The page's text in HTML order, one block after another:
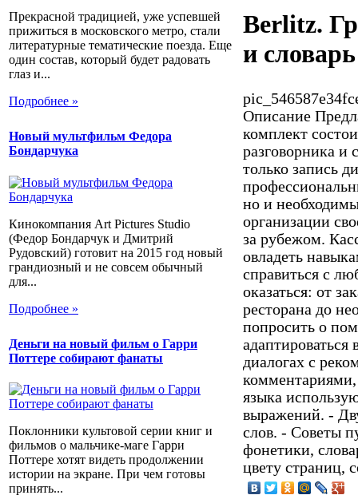
Прекрасной традицией, уже успевшей
прижиться в московского метро, стали
литературные тематические поезда. Еще
один состав, который будет радовать
глаз и...
Подробнее »
Новый мультфильм Федора
Бондарчука
Кинокомпания Art Pictures Studio
(Федор Бондарчук и Дмитрий
Рудовский) готовит на 2015 год новый
грандиозный и не совсем обычный
для...
Подробнее »
Деньги на новый фильм о Гарри
Поттере собирают фанаты
Поклонники культовой серии книг и
фильмов о мальчике-маге Гарри
Поттере хотят видеть продолжении
истории на экране. При чем готовы
принять...
Berlitz.
и
Описание
комплект
разговорника и
только запись
но и
организации
за рубежом.
овладеть
справиться с
оказаться: от
ресторана до
попросить о
диалогах с
комментариями,
языка
выражений. -
слов. - Советы
фонетики,
цвету страниц,